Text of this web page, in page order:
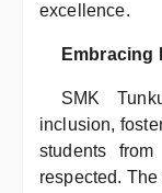
excellence.
Embracing
SMK
inclusion,
students
respected.